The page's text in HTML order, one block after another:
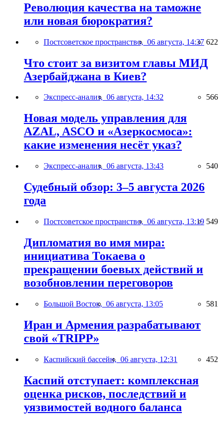
Революция качества на таможне
или новая бюрократия?
Постсоветское пространство, 06 августа, 14:37 622
Что стоит за визитом главы МИД
Азербайджана в Киев?
Экспресс-анализ, 06 августа, 14:32 566
Новая модель управления для
AZAL, ASCO и «Азеркосмоса»:
какие изменения несёт указ?
Экспресс-анализ, 06 августа, 13:43 540
Судебный обзор: 3–5 августа 2026
года
Постсоветское пространство, 06 августа, 13:19 549
Дипломатия во имя мира:
инициатива Токаева о
прекращении боевых действий и
возобновлении переговоров
Большой Восток, 06 августа, 13:05 581
Иран и Армения разрабатывают
свой «TRIPP»
Каспийский бассейн, 06 августа, 12:31 452
Каспий отступает: комплексная
оценка рисков, последствий и
уязвимостей водного баланса